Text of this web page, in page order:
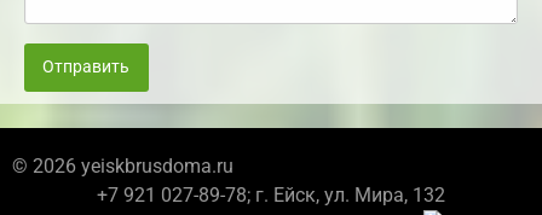
Отправить
© 2026 yeiskbrusdoma.ru
+7 921 027-89-78; г. Ейск, ул. Мира, 132